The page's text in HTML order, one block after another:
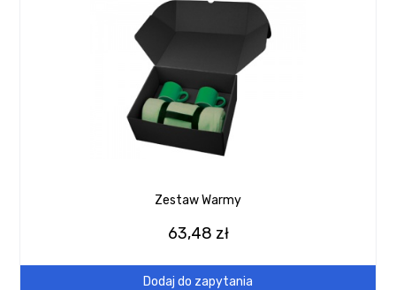
Zestaw Warmy
63,48 zł
Dodaj do zapytania